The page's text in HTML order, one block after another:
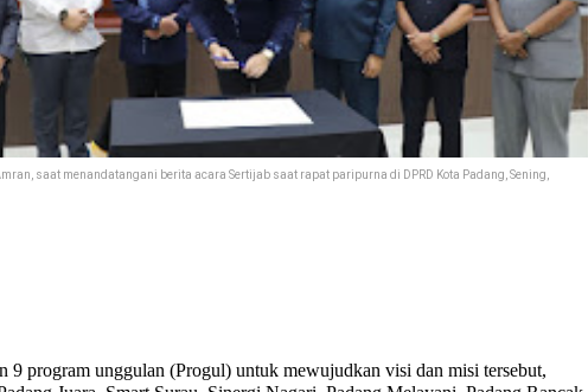
saat menandatangani berita acara Sertijab saat rapat paripurna di DPRD Kota Padang, Sening,
9 program unggulan (Progul) untuk mewujudkan visi dan misi tersebut,